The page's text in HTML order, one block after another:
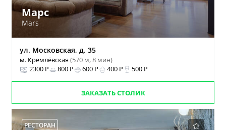
Марс
Mars
ул. Московская, д. 35
м. Кремлёвская(570 м, 8 мин)
2300 ₽
800 ₽ 600 ₽ 400 ₽ 500 ₽
ЗАКАЗАТЬ СТОЛИК
РЕСТОРАН